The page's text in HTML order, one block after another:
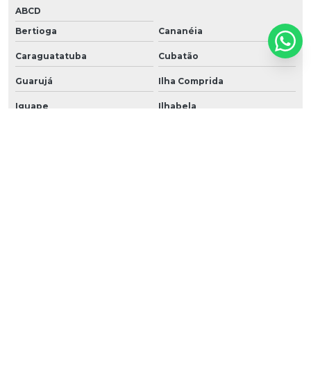
ABCD
Bertioga
Cananéia
Caraguatatuba Cubatão
Guarujá Ilha Comprida
Iguape Ilhabela